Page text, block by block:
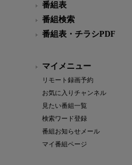
番組表
番組検索
番組表・チラシPDF
マイメニュー
リモート録画予約
お気に入りチャンネル
見たい番組一覧
検索ワード登録
番組お知らせメール
マイ番組ページ